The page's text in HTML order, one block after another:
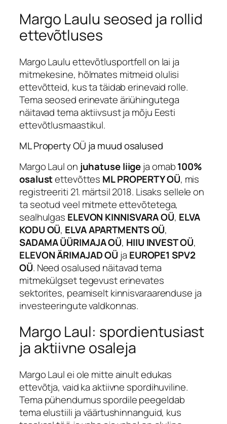
Margo Laulu seosed ja rollid
ettevõtluses
Margo Laulu ettevõtlusportfell on lai ja
mitmekesine, hõlmates mitmeid olulisi
ettevõtteid, kus ta täidab erinevaid rolle.
Tema seosed erinevate äriühingutega
näitavad tema aktiivsust ja mõju Eesti
ettevõtlusmaastikul.
ML Property OÜ ja muud osalused
Margo Laul on juhatuse liigeja omab100%
osalustettevõttes ML PROPERTY OÜ, mis
registreeriti 21. märtsil 2018. Lisaks sellele on
ta seotud veel mitmete ettevõtetega,
sealhulgas ELEVON KINNISVARA OÜ, ELVA
KODU OÜ, ELVA APARTMENTS OÜ,
SADAMA ÜÜRIMAJA OÜ, HIIU INVEST OÜ,
ELEVON ÄRIMAJAD OÜ ja EUROPE1 SPV2
OÜ. Need osalused näitavad tema
mitmekülgset tegevust erinevates
sektorites, peamiselt kinnisvaraarenduse ja
investeeringute valdkonnas.
Margo Laul: spordientusiast
ja aktiivne osaleja
Margo Laul ei ole mitte ainult edukas
ettevõtja, vaid ka aktiivne spordihuviline.
Tema pühendumus spordile peegeldab
tema elustiili ja väärtushinnanguid, kus